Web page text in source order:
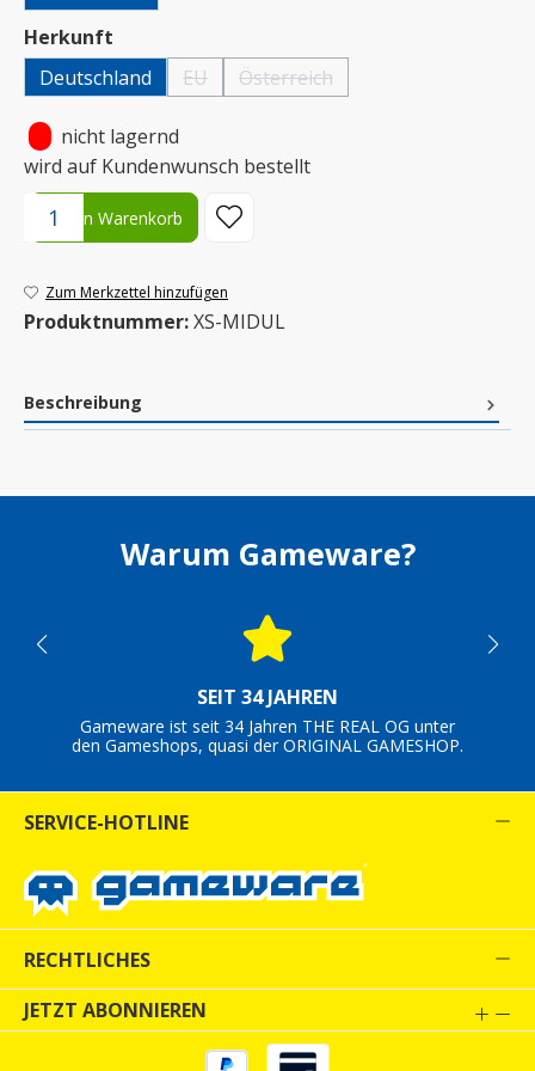
Herkunft
Deutschland
EU(Diese Option ist zurzeit nicht verfügbar.)
Österreich(Diese Option ist zurzeit nicht
nicht lagernd
wird auf Kundenwunsch bestellt
Produkt Anzahl: Gib den gewünschten Wert ein oder benutze
In den Warenkorb
Zum Merkzettel hinzufügen
Produktnummer:XS-MIDUL
Beschreibung
Warum Gameware?
SEIT 34 JAHREN
Gameware ist seit 34 Jahren THE REAL OG unter
den Gameshops, quasi der ORIGINAL GAMESHOP.
SERVICE-HOTLINE
RECHTLICHES
JETZT ABONNIEREN